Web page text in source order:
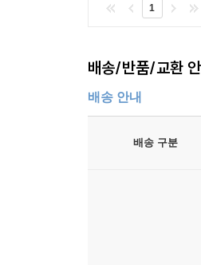
그의 통찰력 있는
- 웨스턴 메일
멋지다!
1
배송/반품/교환
배송 안내
배송 구분